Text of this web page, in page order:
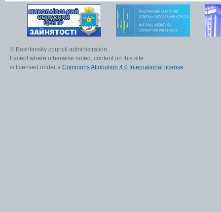
© Bashtansky council administration
Except where otherwise noted, content on this site
is licensed under a Commons Attribution 4.0 International license